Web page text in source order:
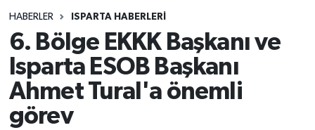
HABERLER ISPARTA HABERLERİ
6. Bölge EKKK Başkanı ve
Isparta ESOB Başkanı
Ahmet Tural'a önemli
görev
Spor
Tebrik